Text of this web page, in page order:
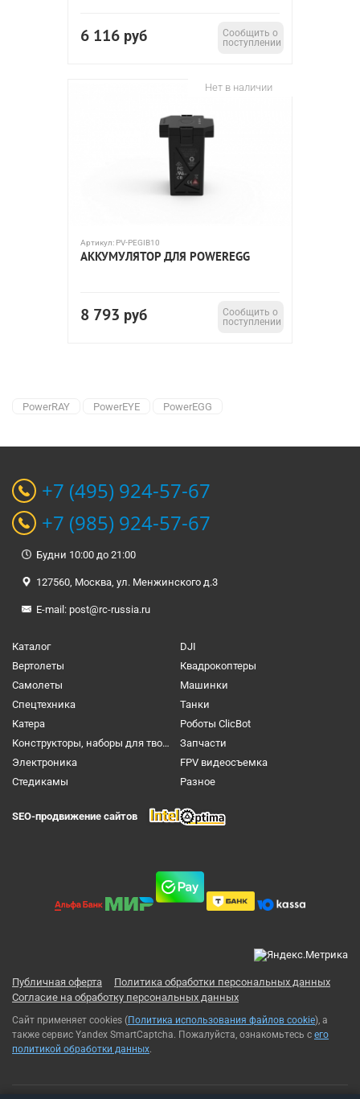
6 116 руб
Сообщить о
поступлении
Нет в наличии
Артикул: PV-PEGIB10
АККУМУЛЯТОР ДЛЯ POWEREGG
8 793 руб
Сообщить о
поступлении
PowerRAY PowerEYE PowerEGG
+7 (495) 924-57-67
+7 (985) 924-57-67
Будни 10:00 до 21:00
127560, Москва, ул. Менжинского д.3
E-mail: post@rc-russia.ru
Каталог
DJI
Вертолеты
Квадрокоптеры
Самолеты
Машинки
Спецтехника
Танки
Катера
Роботы ClicBot
Конструкторы, наборы для творчества и настольные игры
Запчасти
Электроника
FPV видеосъемка
Cтедикамы
Разное
SEO-продвижение сайтов
Публичная оферта
Политика обработки персональных данных
Согласие на обработку персональных данных
Сайт применяет cookies (Политика использования файлов cookie), а
также сервис Yandex SmartCaptcha. Пожалуйста, ознакомьтесь с его
политикой обработки данных.